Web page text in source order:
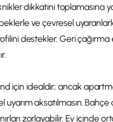
dikkatini toplamasına
ve çevresel
destekler. Geri
için idealdir; ancak
aksatılmasın.
zorlayabilir. Ev içinde